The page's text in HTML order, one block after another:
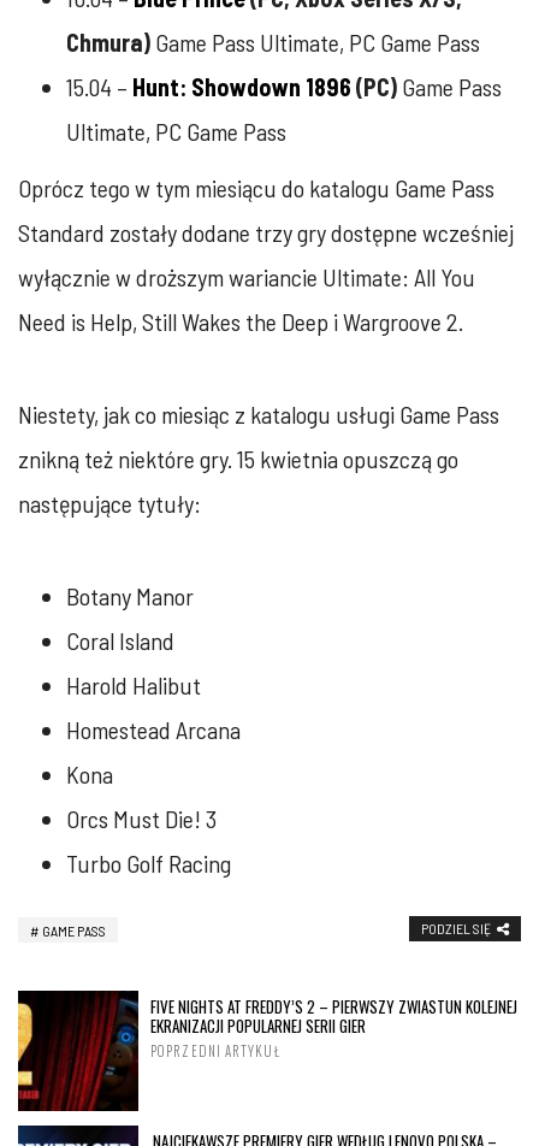
Chmura) Game Pass Ultimate, PC Game Pass
15.04 – Hunt: Showdown 1896 (PC) Game Pass
Ultimate, PC Game Pass
Oprócz tego w tym miesiącu do katalogu Game Pass
Standard zostały dodane trzy gry dostępne wcześniej
wyłącznie w droższym wariancie Ultimate: All You
Need is Help, Still Wakes the Deep i Wargroove 2.
Niestety, jak co miesiąc z katalogu usługi Game Pass
znikną też niektóre gry. 15 kwietnia opuszczą go
następujące tytuły:
Botany Manor
Coral Island
Harold Halibut
Homestead Arcana
Kona
Orcs Must Die! 3
Turbo Golf Racing
GAME PASS PODZIEL SIĘ
FIVE NIGHTS AT FREDDY’S 2 – PIERWSZY ZWIASTUN KOLEJNEJ
EKRANIZACJI POPULARNEJ SERII GIER
POPRZEDNI ARTYKUŁ